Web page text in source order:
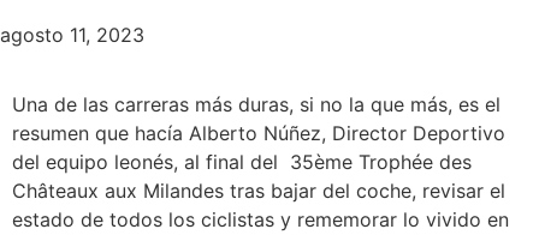
agosto 11, 2023
Una de las carreras más duras, si no la que más, es el
resumen que hacía Alberto Núñez, Director Deportivo
del equipo leonés, al final del 35ème Trophée des
Châteaux aux Milandes tras bajar del coche, revisar el
estado de todos los ciclistas y rememorar lo vivido en